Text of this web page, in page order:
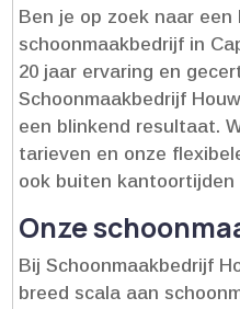
Ben je op zoek naar
schoonmaakbedrijf in
20 jaar ervaring en
Schoonmaakbedrijf
een blinkend resultaat.​
tarieven en onze
ook buiten kantoortijden
Onze
Bij Schoonmaakbedrijf
breed scala aan